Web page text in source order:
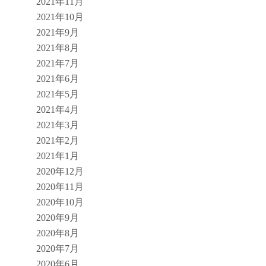
2021年10月
2021年9月
2021年8月
2021年7月
2021年6月
2021年5月
2021年4月
2021年3月
2021年2月
2021年1月
2020年12月
2020年11月
2020年10月
2020年9月
2020年8月
2020年7月
2020年6月